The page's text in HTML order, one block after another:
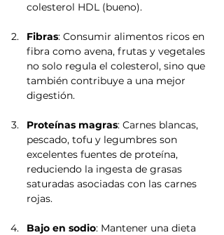
colesterol HDL (bueno).
Fibras: Consumir alimentos ricos en
fibra como avena, frutas y vegetales
no solo regula el colesterol, sino que
también contribuye a una mejor
digestión.
Proteínas magras: Carnes blancas,
pescado, tofu y legumbres son
excelentes fuentes de proteína,
reduciendo la ingesta de grasas
saturadas asociadas con las carnes
rojas.
Bajo en sodio: Mantener una dieta